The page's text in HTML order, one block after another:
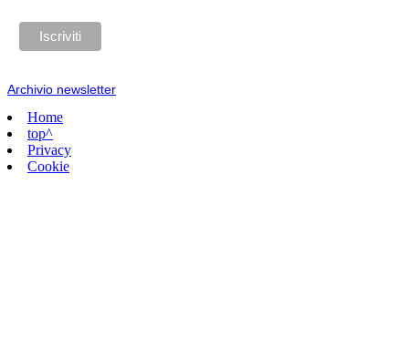
Archivio newsletter
Home
top^
Privacy
Cookie